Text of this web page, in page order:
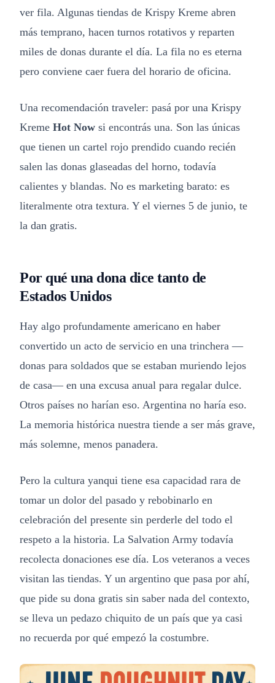
ver fila. Algunas tiendas de Krispy Kreme abren
más temprano, hacen turnos rotativos y reparten
miles de donas durante el día. La fila no es eterna
pero conviene caer fuera del horario de oficina.
Una recomendación traveler: pasá por una Krispy
Kreme Hot Now si encontrás una. Son las únicas
que tienen un cartel rojo prendido cuando recién
salen las donas glaseadas del horno, todavía
calientes y blandas. No es marketing barato: es
literalmente otra textura. Y el viernes 5 de junio, te
la dan gratis.
Por qué una dona dice tanto de
Estados Unidos
Hay algo profundamente americano en haber
convertido un acto de servicio en una trinchera —
donas para soldados que se estaban muriendo lejos
de casa— en una excusa anual para regalar dulce.
Otros países no harían eso. Argentina no haría eso.
La memoria histórica nuestra tiende a ser más grave,
más solemne, menos panadera.
Pero la cultura yanqui tiene esa capacidad rara de
tomar un dolor del pasado y rebobinarlo en
celebración del presente sin perderle del todo el
respeto a la historia. La Salvation Army todavía
recolecta donaciones ese día. Los veteranos a veces
visitan las tiendas. Y un argentino que pasa por ahí,
que pide su dona gratis sin saber nada del contexto,
se lleva un pedazo chiquito de un país que ya casi
no recuerda por qué empezó la costumbre.